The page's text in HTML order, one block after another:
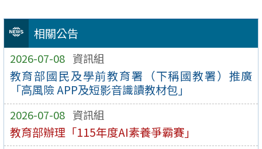
相關公告
2026-07-08 資訊組
教育部國民及學前教育署（下稱國教署）推廣
「高風險 APP及短影音識讀教材包」
2026-07-08 資訊組
教育部辦理「115年度AI素養爭霸賽」